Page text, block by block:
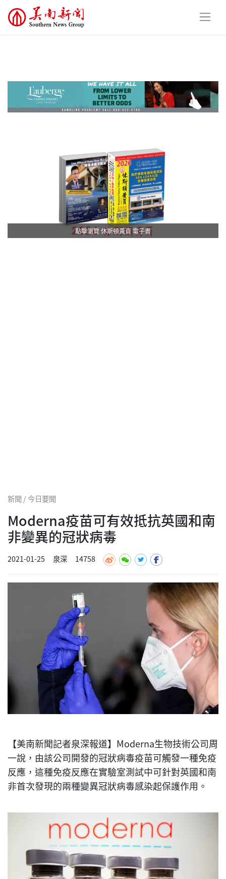
點擊瀏覽 休斯頓黃頁 電子書
新聞 / 今日要聞
Moderna疫苗可有效抵抗英國和南
非變異的冠狀病毒
2021-01-25 泉深 14758
【美南新聞記者泉深報道】Moderna生物技術公司周
一說，由該公司開發的冠狀病毒疫苗可觸發一種免疫
反應，這種免疫反應在實驗室測試中可針對英國和南
非首次發現的兩種變異冠狀病毒感染起保護作用。